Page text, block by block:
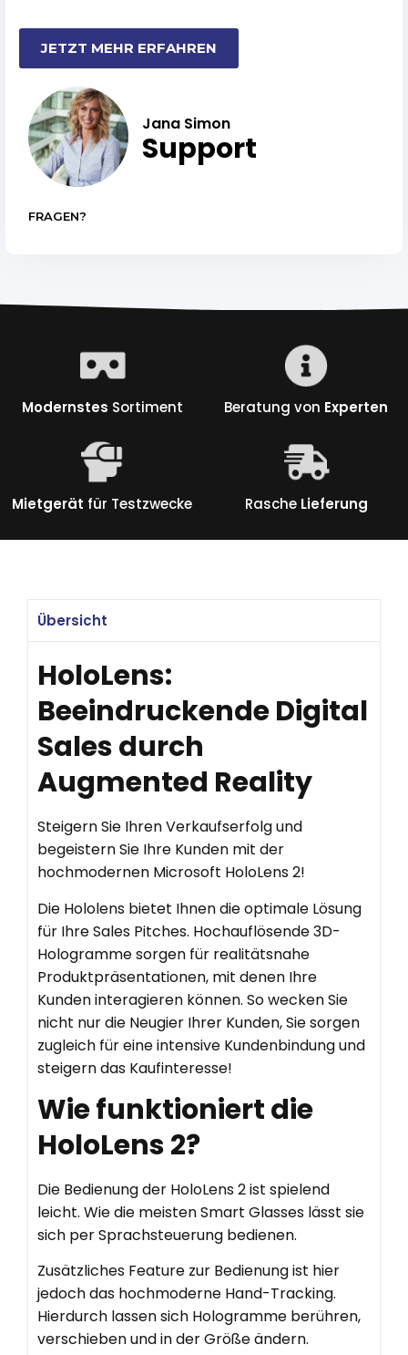
JETZT MEHR ERFAHREN
Jana Simon
Support
FRAGEN?
Modernstes Sortiment Beratung von Experten
Mietgerät für Testzwecke Rasche Lieferung
Übersicht
HoloLens:
Beeindruckende Digital
Sales durch
Augmented Reality
Steigern Sie Ihren Verkaufserfolg und
begeistern Sie Ihre Kunden mit der
hochmodernen Microsoft HoloLens 2!
Die Hololens bietet Ihnen die optimale Lösung
für Ihre Sales Pitches. Hochauflösende 3D-
Hologramme sorgen für realitätsnahe
Produktpräsentationen, mit denen Ihre
Kunden interagieren können. So wecken Sie
nicht nur die Neugier Ihrer Kunden, Sie sorgen
zugleich für eine intensive Kundenbindung und
steigern das Kaufinteresse!
Wie funktioniert die
HoloLens 2?
Die Bedienung der HoloLens 2 ist spielend
leicht. Wie die meisten Smart Glasses lässt sie
sich per Sprachsteuerung bedienen.
Zusätzliches Feature zur Bedienung ist hier
jedoch das hochmoderne Hand-Tracking.
Hierdurch lassen sich Hologramme berühren,
verschieben und in der Größe ändern.